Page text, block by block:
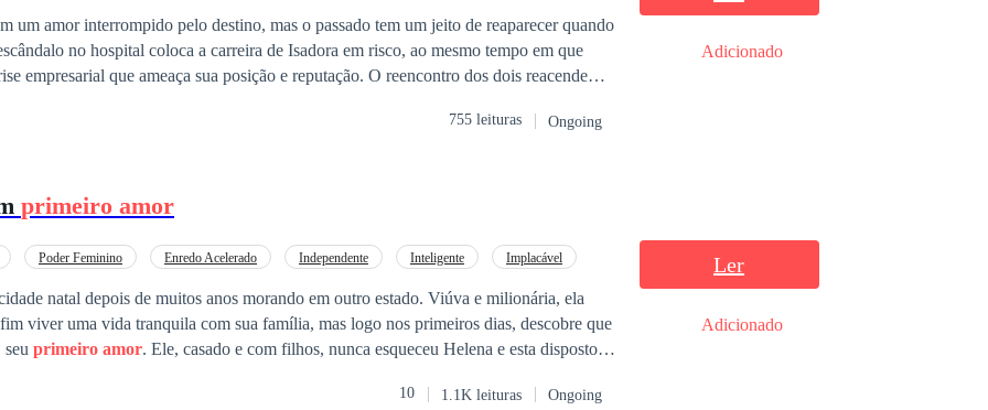
um amor interrompido pelo destino, mas o passado tem um jeito de reaparecer quando
no hospital coloca a carreira de Isadora em risco, ao mesmo tempo em que
que ameaça sua posição e reputação. O reencontro dos dois reacende
torna-se um teste tanto para o coração quanto para a vida
755 leituras Ongoing
Adicionado
primeiro amor
Poder Feminino Enredo Acelerado Independente Inteligente
Implacável
natal depois de muitos anos morando em outro estado. Viúva e milionária, ela
viver uma vida tranquila com sua família, mas logo nos primeiros dias, descobre que
seu primeiro amor. Ele, casado e com filhos, nunca esqueceu Helena e esta disposto a
que Jonas esconde muitos segredos e que Maísa, esposa dele, talvez seja mais
10 1.1K leituras Ongoing
Ler
Adicionado